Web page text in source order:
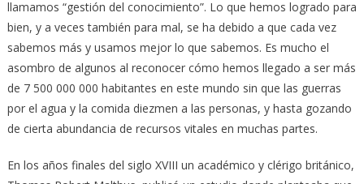
llamamos “gestión del conocimiento”. Lo que hemos logrado para
bien, y a veces también para mal, se ha debido a que cada vez
sabemos más y usamos mejor lo que sabemos. Es mucho el
asombro de algunos al reconocer cómo hemos llegado a ser más
de 7 500 000 000 habitantes en este mundo sin que las guerras
por el agua y la comida diezmen a las personas, y hasta gozando
de cierta abundancia de recursos vitales en muchas partes.
En los años finales del siglo XVIII un académico y clérigo británico,